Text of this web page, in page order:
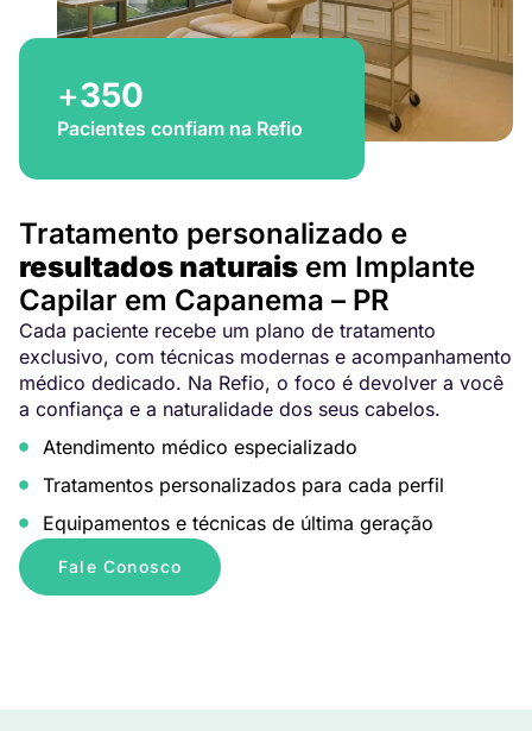
+350
Pacientes confiam na Refio
Tratamento personalizado e
resultados naturais em Implante
Capilar em Capanema – PR
Cada paciente recebe um plano de tratamento
exclusivo, com técnicas modernas e acompanhamento
médico dedicado. Na Refio, o foco é devolver a você
a confiança e a naturalidade dos seus cabelos.
Atendimento médico especializado
Tratamentos personalizados para cada perfil
Equipamentos e técnicas de última geração
Fale Conosco